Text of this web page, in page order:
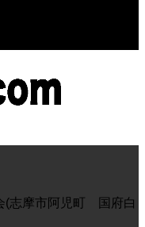
志摩市阿児町 国府白